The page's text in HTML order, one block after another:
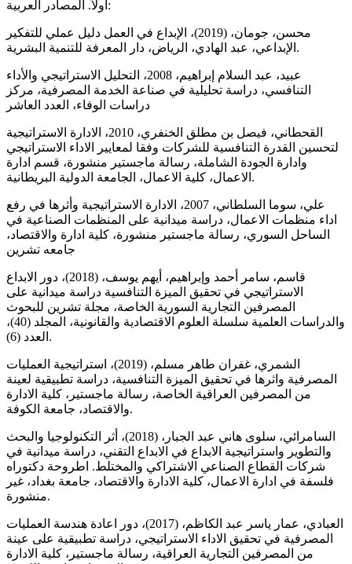
اولاً. المصادر العربية:
محسن، جومان، (2019)، الإبداع في العمل دليل عملي للتفكير
الإبداعي، عبد الهادي، الرياض، دار المعرفة للتنمية البشرية.
عبيد، عبد السلام إبراهيم، 2008، التحليل الاستراتيجي والأداء
التنافسي، دراسة تحليلية في صناعة الخدمة المصرفية، مركز
دراسات الوفاء، العدد العاشر
القحطاني، فيصل بن مطلق الخنفري، 2010، الادارة الاستراتيجية
لتحسين القدرة التنافسية للشركات وفقا لمعايير الاداء الاستراتيجي
وادارة الجودة الشاملة، رسالة ماجستير منشورة، قسم ادارة
الاعمال، كلية الاعمال، الجامعة الدولية البريطانية.
علي، سوما السلطاني، 2007، الادارة الاستراتيجية وأثرها في رفع
اداء منظمات الاعمال، دراسة ميدانية على المنظمات الصناعية في
الساحل السوري، رسالة ماجستير منشورة، كلية ادارة والاقتصاد،
جامعه تشرين
قاسم، سامر أحمد وإبراهيم، أيهم يوسف، (2018)، دور الابداع
الاستراتيجي في تحقيق الميزة التنافسية دراسة ميدانية على
المصرفين التجارية السورية الخاصة، مجلة تشرين للبحوث
والدراسات العلمية سلسلة العلوم الاقتصادية والقانونية، المجلد (40)،
العدد (6).
الشمري، غفران طاهر مسلم، (2019)، استراتيجية العمليات
المصرفية واثرها في تحقيق الميزة التنافسية، دراسة تطبيقية لعينة
من المصرفين العراقية الخاصة، رسالة ماجستير، كلية الادارة
والاقتصاد، جامعة الكوفة.
السامرائي، سلوى هاني عبد الجبار، (2018)، أثر التكنولوجيا والبحث
والتطوير واستراتيجية الابداع في الابداع التقني، دراسة ميدانية في
شركات القطاع الصناعي الاشتراكي والمختلط. اطروحة دكتوراه
فلسفة في ادارة الاعمال، كلية الادارة والاقتصاد، جامعة بغداد، غير
منشورة.
العبادي، عمار ياسر عبد الكاظم، (2017)، دور اعادة هندسة العمليات
المصرفية في تحقيق الاداء الاستراتيجي، دراسة تطبيقية على عينة
من المصرفين التجارية العراقية، رسالة ماجستير، كلية الادارة